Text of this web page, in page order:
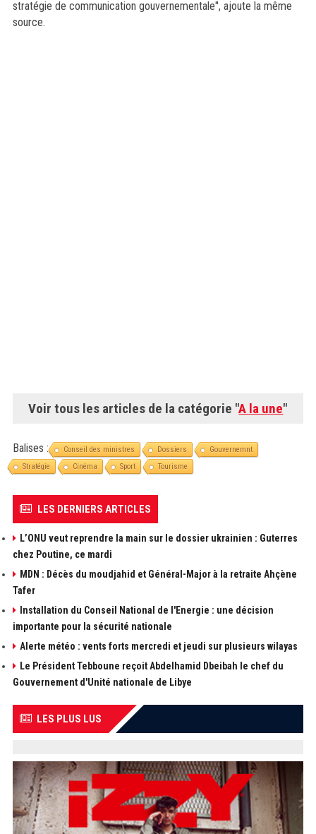
stratégie de communication gouvernementale", ajoute la même
source.
Voir tous les articles de la catégorie "A la une"
Balises : Conseil des ministres Dossiers
Gouvernemnt
Stratégie
Cinéma Sport Tourisme
LES DERNIERS ARTICLES
L’ONU veut reprendre la main sur le dossier ukrainien : Guterres
chez Poutine, ce mardi
MDN : Décès du moudjahid et Général-Major à la retraite Ahçène
Tafer
Installation du Conseil National de l'Energie : une décision
importante pour la sécurité nationale
Alerte météo : vents forts mercredi et jeudi sur plusieurs wilayas
Le Président Tebboune reçoit Abdelhamid Dbeibah le chef du
Gouvernement d'Unité nationale de Libye
LES PLUS LUS